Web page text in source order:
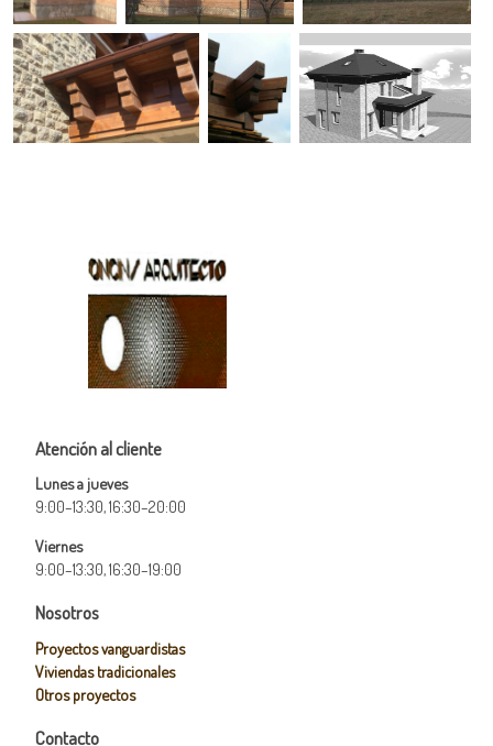
Atención al cliente
Lunes a jueves
9:00–13:30, 16:30–20:00
Viernes
9:00–13:30, 16:30–19:00
Nosotros
Proyectos vanguardistas
Viviendas tradicionales
Otros proyectos
Contacto